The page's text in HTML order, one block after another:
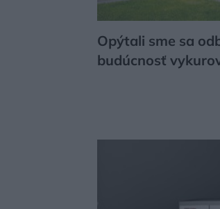
Opýtali sme sa
budúcnosť